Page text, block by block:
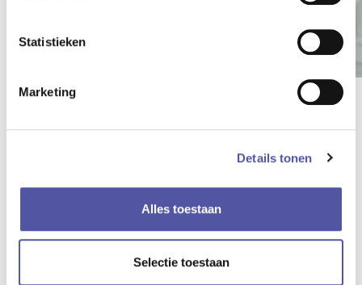
Statistieken
Marketing
Details tonen
Alles toestaan
Selectie toestaan
25 mrt. 2026
Roessingh's route naar een sociaal intranet